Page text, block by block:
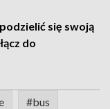
się swoją
do
#bus